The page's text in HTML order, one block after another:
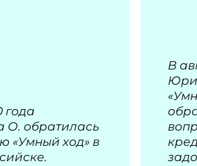
года
О. обратилась
«Умный ход» в
В